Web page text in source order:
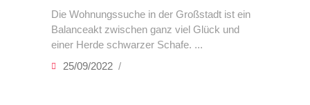
Die Wohnungssuche in der Großstadt ist ein
Balanceakt zwischen ganz viel Glück und
einer Herde schwarzer Schafe.
25/09/2022